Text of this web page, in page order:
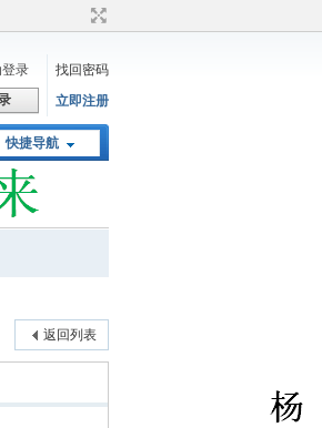
登录
找回密码
立即注册
快捷导航
返回列表